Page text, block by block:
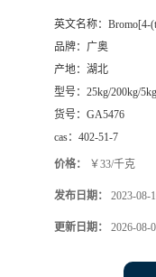
英文名称： Bromo[4-
品牌： 广奥
产地： 湖北
型号： 25kg/200kg/
货号： GA5476
cas： 402-51-7
价格： ￥33/千克
发布日期： 2023-08-
更新日期： 2026-08-